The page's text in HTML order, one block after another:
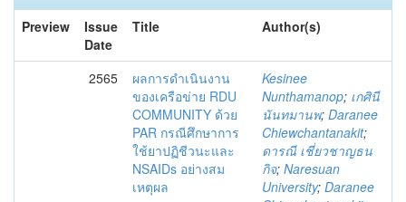
Preview
Issue
Date
Title Author(s)
2565
ผลการดำเนินงาน
ของเครือข่าย RDU
COMMUNITY ด้วย
PAR กรณีศึกษาการ
ใช้ยาปฏิชีวนะและ
NSAIDs อย่างสม
เหตุผล
Kesinee
Nunthamanop; เกศินี
นันทมานพ; Daranee
Chiewchantanakit;
ดารณี เชี่ยวชาญธน
กิจ; Naresuan
University; Daranee